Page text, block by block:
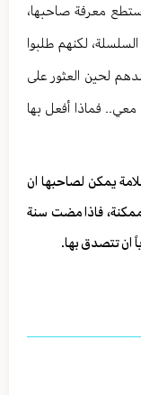
معرفة صاحبها،
لكنهم طلبوا
لحين العثور على
فماذا أفعل بها
يمكن لصاحبها ان
ممكنة، فاذا مضت سنة
ان تتصدق بها.